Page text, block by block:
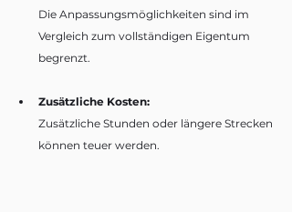
Die Anpassungsmöglichkeiten sind im
Vergleich zum vollständigen Eigentum
begrenzt.
Zusätzliche Kosten:
Zusätzliche Stunden oder längere Strecken
können teuer werden.